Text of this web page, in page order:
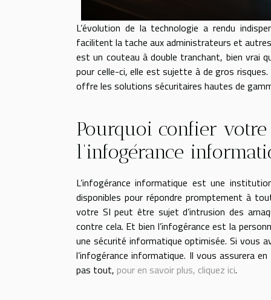
L’évolution de la technologie a rendu
facilitent la tache aux administrateurs et
est un couteau à double tranchant, bien vrai
pour celle-ci, elle est sujette à de gros
offre les solutions sécuritaires hautes de
Pourquoi confier
l’infogérance
L’infogérance informatique est une
disponibles pour répondre promptement à
votre SI peut être sujet d’intrusion des
contre cela. Et bien l’infogérance est la
une sécurité informatique optimisée. Si vous
l’infogérance informatique. Il vous assurera
pas tout, pour en savoir plus, cliquez ici.